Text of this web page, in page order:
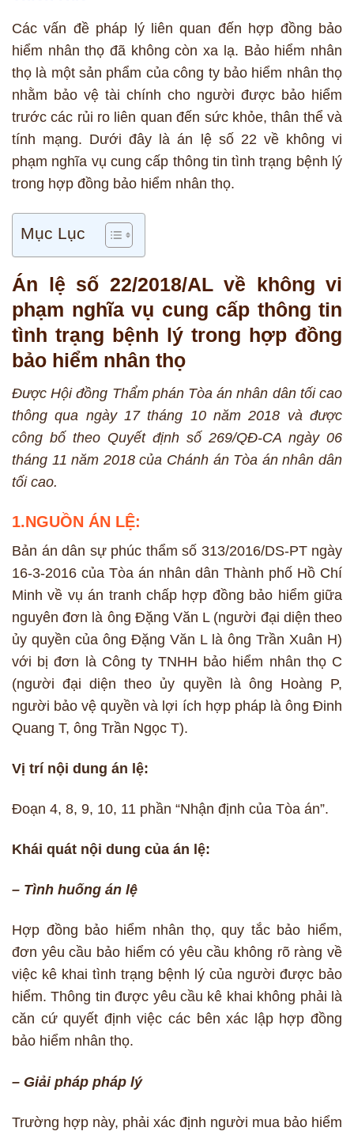
Các vấn đề pháp lý liên quan đến hợp đồng bảo
hiểm nhân thọ đã không còn xa lạ. Bảo hiểm nhân
thọ là một sản phẩm của công ty bảo hiểm nhân thọ
nhằm bảo vệ tài chính cho người được bảo hiểm
trước các rủi ro liên quan đến sức khỏe, thân thể và
tính mạng. Dưới đây là án lệ số 22 về không vi
phạm nghĩa vụ cung cấp thông tin tình trạng bệnh lý
trong hợp đồng bảo hiểm nhân thọ.
Mục Lục
Án lệ số 22/2018/AL về không vi
phạm nghĩa vụ cung cấp thông tin
tình trạng bệnh lý trong hợp đồng
bảo hiểm nhân thọ
Được Hội đồng Thẩm phán Tòa án nhân dân tối cao
thông qua ngày 17 tháng 10 năm 2018 và được
công bố theo Quyết định số 269/QĐ-CA ngày 06
tháng 11 năm 2018 của Chánh án Tòa án nhân dân
tối cao.
1.NGUỒN ÁN LỆ:
Bản án dân sự phúc thẩm số 313/2016/DS-PT ngày
16-3-2016 của Tòa án nhân dân Thành phố Hồ Chí
Minh về vụ án tranh chấp hợp đồng bảo hiểm giữa
nguyên đơn là ông Đặng Văn L (người đại diện theo
ủy quyền của ông Đặng Văn L là ông Trần Xuân H)
với bị đơn là Công ty TNHH bảo hiểm nhân thọ C
(người đại diện theo ủy quyền là ông Hoàng P,
người bảo vệ quyền và lợi ích hợp pháp là ông Đinh
Quang T, ông Trần Ngọc T).
Vị trí nội dung án lệ:
Đoạn 4, 8, 9, 10, 11 phần “Nhận định của Tòa án”.
Khái quát nội dung của án lệ:
– Tình huống án lệ
Hợp đồng bảo hiểm nhân thọ, quy tắc bảo hiểm,
đơn yêu cầu bảo hiểm có yêu cầu không rõ ràng về
việc kê khai tình trạng bệnh lý của người được bảo
hiểm. Thông tin được yêu cầu kê khai không phải là
căn cứ quyết định việc các bên xác lập hợp đồng
bảo hiểm nhân thọ.
– Giải pháp pháp lý
Trường hợp này, phải xác định người mua bảo hiểm